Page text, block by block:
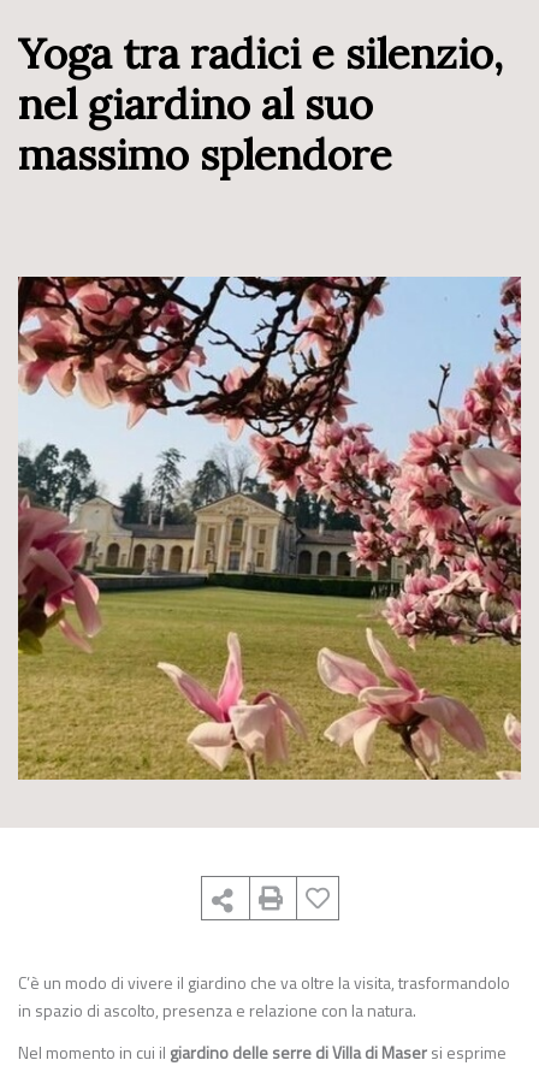
Yoga tra radici e silenzio,
nel giardino al suo
massimo splendore
C’è un modo di vivere il giardino che va oltre la visita, trasformandolo
in spazio di ascolto, presenza e relazione con la natura.
Nel momento in cui il giardino delle serre di Villa di Masersi esprime